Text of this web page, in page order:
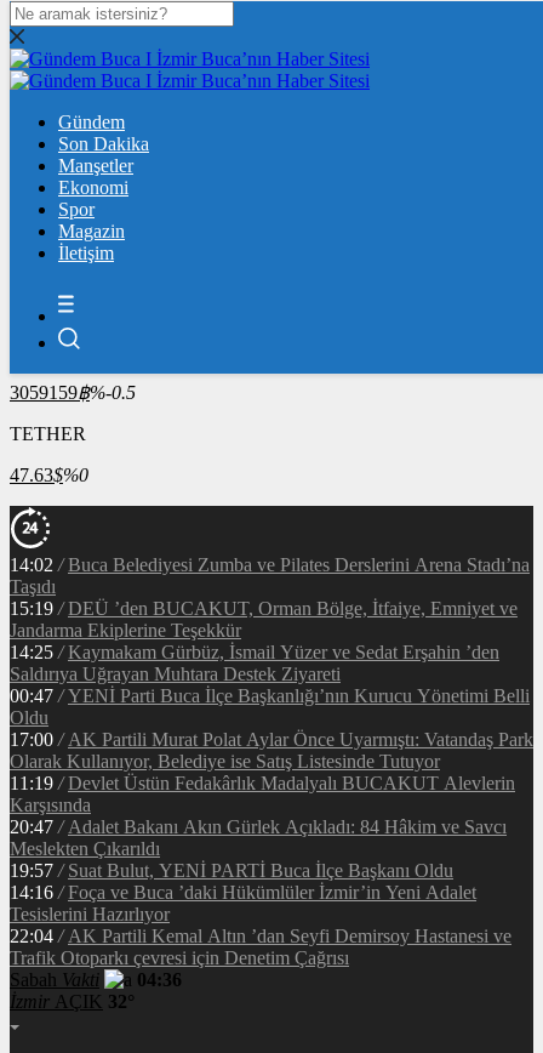
DOLAR
47,6951$% 0.11
55,0518€% -0.05
ÇEYREK ALTIN
10.666,00%0,31
BİST100
13.798,82
BİTCOİN
3059159฿%-0.5
TETHER
47.63$%0
Gündem
Son Dakika
Manşetler
Ekonomi
Spor
Magazin
İletişim
14:02 / Buca Belediyesi Zumba ve Pilates Derslerini Arena Stadı’na
Taşıdı
15:19 / DEÜ ’den BUCAKUT, Orman Bölge, İtfaiye, Emniyet ve
Jandarma Ekiplerine Teşekkür
14:25 / Kaymakam Gürbüz, İsmail Yüzer ve Sedat Erşahin ’den
Saldırıya Uğrayan Muhtara Destek Ziyareti
00:47 / YENİ Parti Buca İlçe Başkanlığı’nın Kurucu Yönetimi Belli
Oldu
17:00 / AK Partili Murat Polat Aylar Önce Uyarmıştı: Vatandaş Park
Olarak Kullanıyor, Belediye ise Satış Listesinde Tutuyor
11:19 / Devlet Üstün Fedakârlık Madalyalı BUCAKUT Alevlerin
Karşısında
20:47 / Adalet Bakanı Akın Gürlek Açıkladı: 84 Hâkim ve Savcı
Meslekten Çıkarıldı
19:57 / Suat Bulut, YENİ PARTİ Buca İlçe Başkanı Oldu
14:16 / Foça ve Buca ’daki Hükümlüler İzmir’in Yeni Adalet
Tesislerini Hazırlıyor
22:04 / AK Partili Kemal Altın ’dan Seyfi Demirsoy Hastanesi ve
Trafik Otoparkı çevresi için Denetim Çağrısı
Sabah Vakti
04:36
İzmir AÇIK 32°